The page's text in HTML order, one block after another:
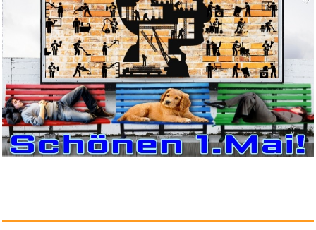
Auffangwanne Waschmaschine,
Wa...
Anzeige